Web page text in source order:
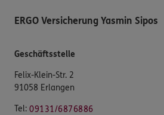
ERGO Versicherung Yasmin Sipos
Geschäftsstelle
Felix-Klein-Str. 2
91058 Erlangen
Tel: 09131/6876886